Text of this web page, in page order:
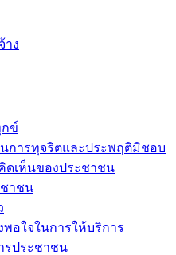
าง
กข์
นการทุจริตและประพฤติมิชอบ
ดเห็นของประชาชน
าชน
อใจในการให้บริการ
รประชาชน